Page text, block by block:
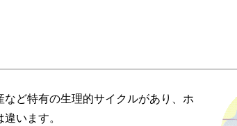
ど特有の生理的サイクルがあり、ホ
います。